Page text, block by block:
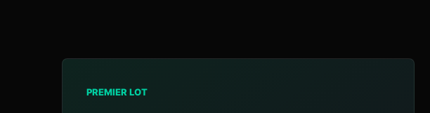
PREMIER LOT